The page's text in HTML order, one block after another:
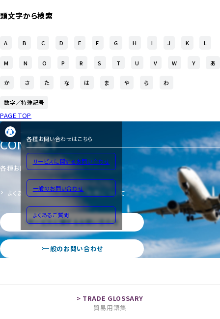
頭文字から検索
A B C D E F G H I J K L
M N O P R S T U V W Y あ
か さ た な は ま や ら わ
数字／特殊記号
PAGE TOP
各種お問い合わせはこちら
サービスに関するお問い合わせ
一般のお問い合わせ
よくあるご質問
CONTACT
各種お問い合わせ
よくあるご質問 サイトのご利用について
サービスに関するお問い合わせ
一般のお問い合わせ
貿易用語集